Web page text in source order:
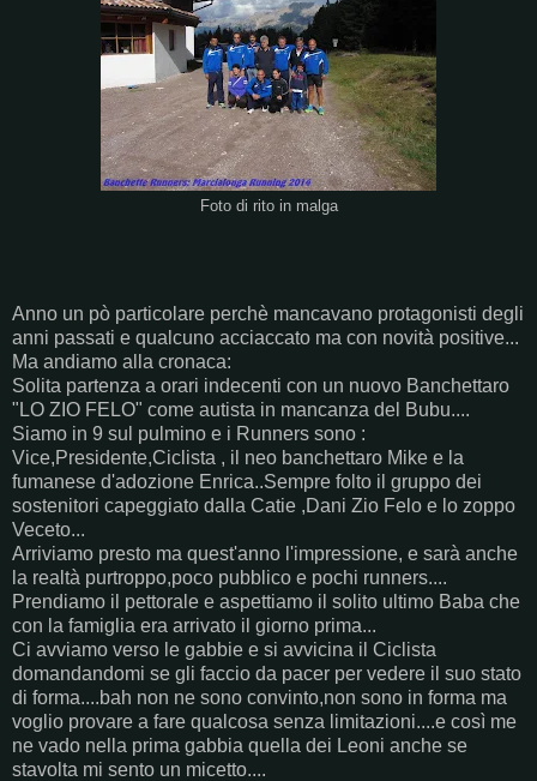
Foto di rito in malga
Anno un pò particolare perchè mancavano protagonisti degli
anni passati e qualcuno acciaccato ma con novità positive...
Ma andiamo alla cronaca:
Solita partenza a orari indecenti con un nuovo Banchettaro
"LO ZIO FELO" come autista in mancanza del Bubu....
Siamo in 9 sul pulmino e i Runners sono :
Vice,Presidente,Ciclista , il neo banchettaro Mike e la
fumanese d'adozione Enrica..Sempre folto il gruppo dei
sostenitori capeggiato dalla Catie ,Dani Zio Felo e lo zoppo
Veceto...
Arriviamo presto ma quest'anno l'impressione, e sarà anche
la realtà purtroppo,poco pubblico e pochi runners....
Prendiamo il pettorale e aspettiamo il solito ultimo Baba che
con la famiglia era arrivato il giorno prima...
Ci avviamo verso le gabbie e si avvicina il Ciclista
domandandomi se gli faccio da pacer per vedere il suo stato
di forma....bah non ne sono convinto,non sono in forma ma
voglio provare a fare qualcosa senza limitazioni....e così me
ne vado nella prima gabbia quella dei Leoni anche se
stavolta mi sento un micetto....